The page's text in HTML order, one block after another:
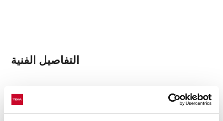
التفاصيل الفنية
شفاط مدمج
أزرار تحكم بالضغط